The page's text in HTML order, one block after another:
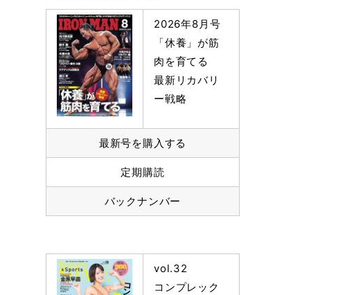
2026年8月号
「休養」が筋
肉を育てる
最新リカバリ
ー戦略
最新号を購入する
定期購読
バックナンバー
vol.32
コンプレック